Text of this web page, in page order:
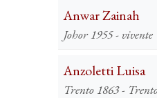
Anwar Zainah
Johor 1955 - vivente
Anzoletti Luisa
Trento 1863 -